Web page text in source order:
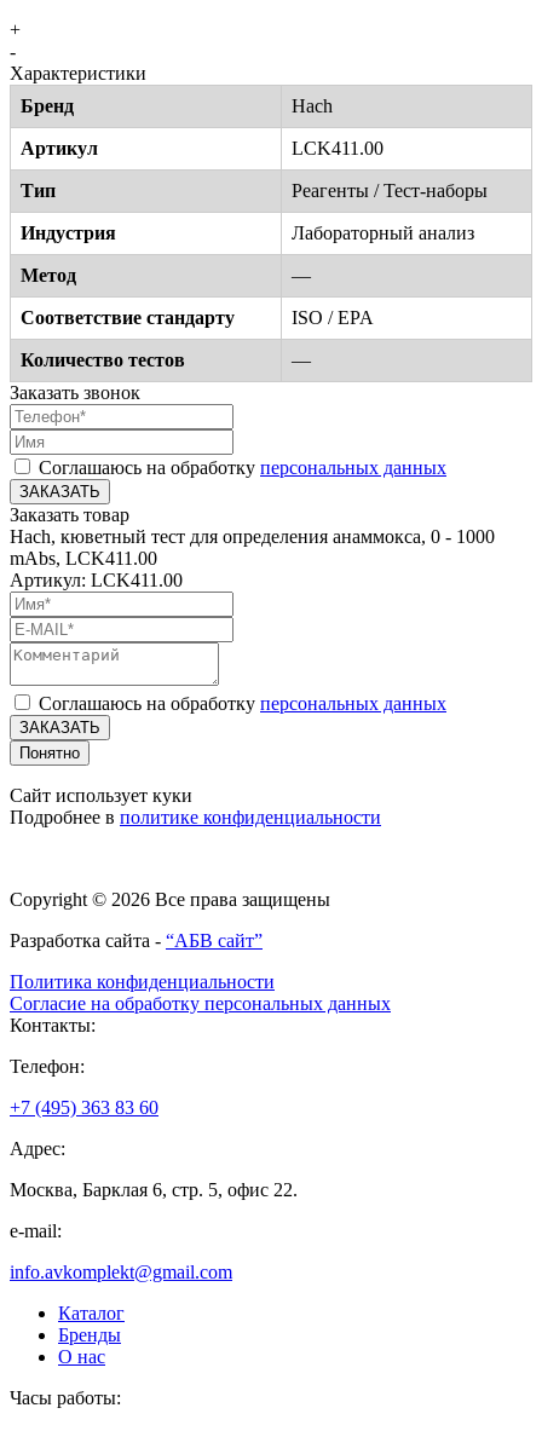
+
-
Характеристики
Бренд
Hach
Артикул LCK411.00
Тип Реагенты / Тест-наборы
Индустрия Лабораторный анализ
Метод —
Соответствие стандарту ISO / EPA
Количество тестов
—
Заказать звонок
Соглашаюсь на обработку персональных данных
ЗАКАЗАТЬ
Заказать товар
Hach, кюветный тест для определения анаммокса, 0 - 1000
mAbs, LCK411.00
Артикул: LCK411.00
Соглашаюсь на обработку персональных данных
ЗАКАЗАТЬ
Понятно
Сайт использует куки
Подробнее в политике конфиденциальности
Copyright © 2026 Все права защищены
Разработка сайта - “АБВ сайт”
Политика конфиденциальности
Согласие на обработку персональных данных
Контакты:
Телефон:
+7 (495) 363 83 60
Адрес:
Москва, Барклая 6, стр. 5, офис 22.
e-mail:
info.avkomplekt@gmail.com
Каталог
Бренды
О нас
Часы работы: